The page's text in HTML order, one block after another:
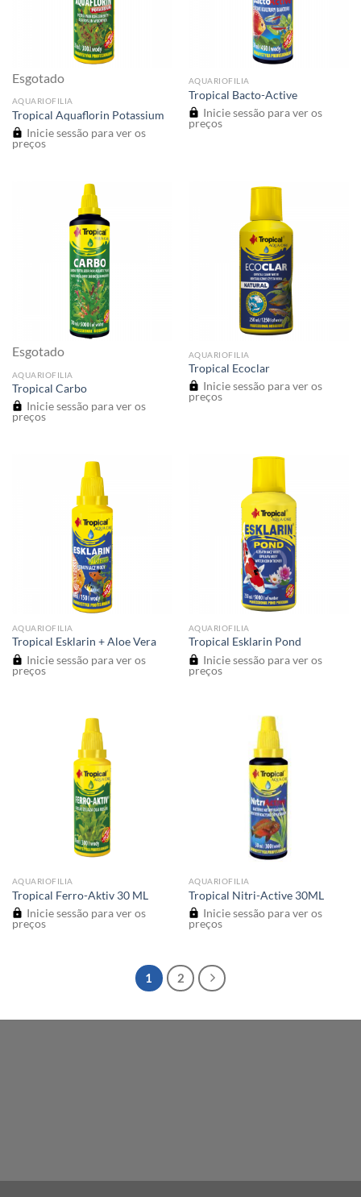
Esgotado
AQUARIOFILIA
Tropical Aquaflorin Potassium
Inicie sessão para ver os
preços
AQUARIOFILIA
Tropical Bacto-Active
Inicie sessão para ver os
preços
Esgotado
AQUARIOFILIA
Tropical Carbo
Inicie sessão para ver os
preços
AQUARIOFILIA
Tropical Ecoclar
Inicie sessão para ver os
preços
AQUARIOFILIA
Tropical Esklarin + Aloe Vera
Inicie sessão para ver os
preços
AQUARIOFILIA
Tropical Esklarin Pond
Inicie sessão para ver os
preços
AQUARIOFILIA
Tropical Ferro-Aktiv 30 ML
Inicie sessão para ver os
preços
AQUARIOFILIA
Tropical Nitri-Active 30ML
Inicie sessão para ver os
preços
1 2